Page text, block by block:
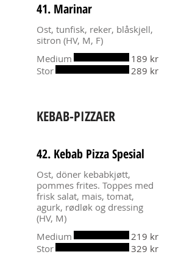
41. Marinar
Ost, tunfisk, reker, blåskjell,
sitron (HV, M, F)
Medium
189 kr
Stor
289 kr
KEBAB-PIZZAER
42. Kebab Pizza Spesial
Ost, döner kebabkjøtt,
pommes frites. Toppes med
frisk salat, mais, tomat,
agurk, rødløk og dressing
(HV, M)
Medium
219 kr
Stor
329 kr